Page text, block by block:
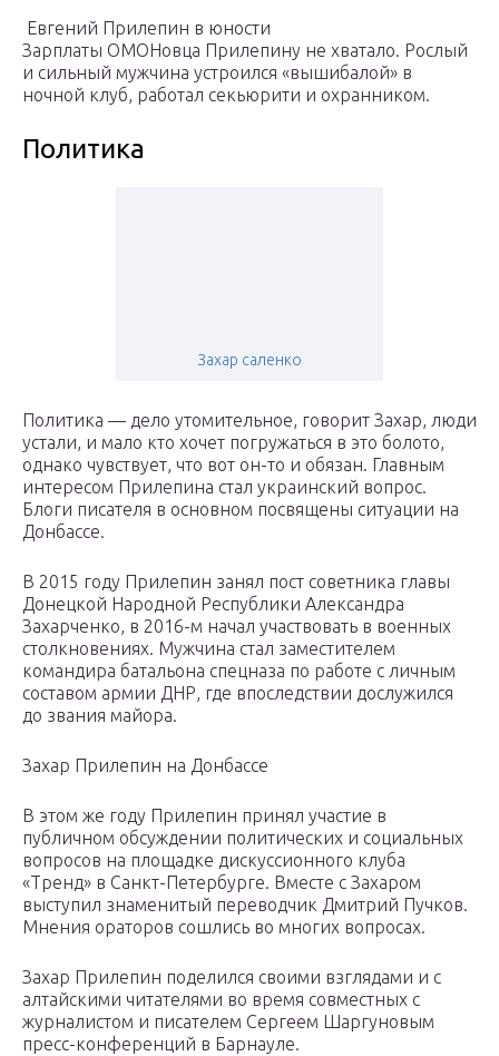
Евгений Прилепин в юности
Зарплаты ОМОНовца Прилепину не хватало. Рослый
и сильный мужчина устроился «вышибалой» в
ночной клуб, работал секьюрити и охранником.
Политика
Захар саленко
Политика — дело утомительное, говорит Захар, люди
устали, и мало кто хочет погружаться в это болото,
однако чувствует, что вот он-то и обязан. Главным
интересом Прилепина стал украинский вопрос.
Блоги писателя в основном посвящены ситуации на
Донбассе.
В 2015 году Прилепин занял пост советника главы
Донецкой Народной Республики Александра
Захарченко, в 2016-м начал участвовать в военных
столкновениях. Мужчина стал заместителем
командира батальона спецназа по работе с личным
составом армии ДНР, где впоследствии дослужился
до звания майора.
Захар Прилепин на Донбассе
В этом же году Прилепин принял участие в
публичном обсуждении политических и социальных
вопросов на площадке дискуссионного клуба
«Тренд» в Санкт-Петербурге. Вместе с Захаром
выступил знаменитый переводчик Дмитрий Пучков.
Мнения ораторов сошлись во многих вопросах.
Захар Прилепин поделился своими взглядами и с
алтайскими читателями во время совместных с
журналистом и писателем Сергеем Шаргуновым
пресс-конференций в Барнауле.